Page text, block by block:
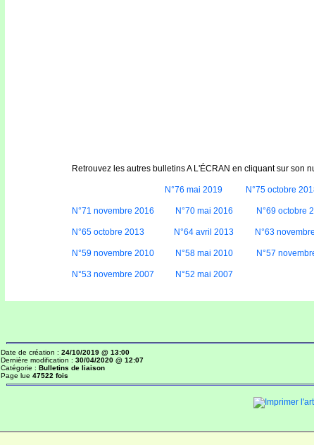
Retrouvez les autres bulletins A L'ÉCRAN en cliquant sur son
N°76 mai 2019 N°75 octobre
N°71 novembre 2016 N°70 mai 2016 N°69 octobre
N°65 octobre 2013 N°64 avril 2013 N°63
N°59 novembre 2010 N°58 mai 2010 N°57
N°53 novembre 2007 N°52 mai 2007
Date de création : 24/10/2019 @ 13:00
Dernière modification : 30/04/2020 @ 12:07
Catégorie : Bulletins de liaison
Page lue 47522 fois